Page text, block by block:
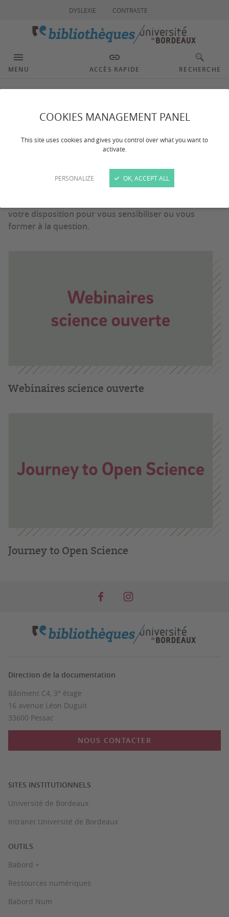
COOKIES MANAGEMENT PANEL
This site uses cookies and gives you control over what you want to
activate.
PERSONALIZE OK, ACCEPT ALL
DYSLEXIE CONTRASTE
MENU ACCÈS RAPIDE RECHERCHE
Développer sa pratique
en science ouverte
votre disposition pour vous sensibiliser ou vous
former à la question.
Webinaires science ouverte
Journey to Open Science
Direction de la documentation
Bâtiment C4, 3° étage
16 avenue Léon Duguit
33600 Pessac
NOUS CONTACTER
SITES INSTITUTIONNELS
Université de Bordeaux
Intranet Université de Bordeaux
OUTILS
Babord +
Ressources numériques
Babord Num